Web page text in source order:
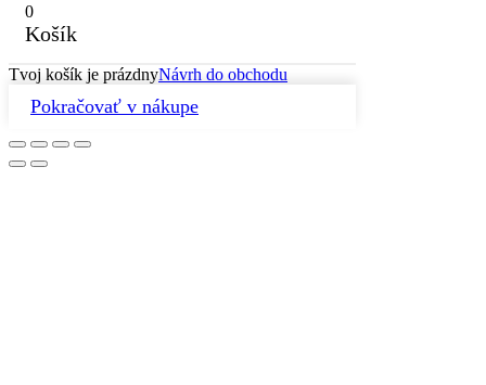
0
Košík
Tvoj košík je prázdnyNávrh do obchodu
Pokračovať v nákupe